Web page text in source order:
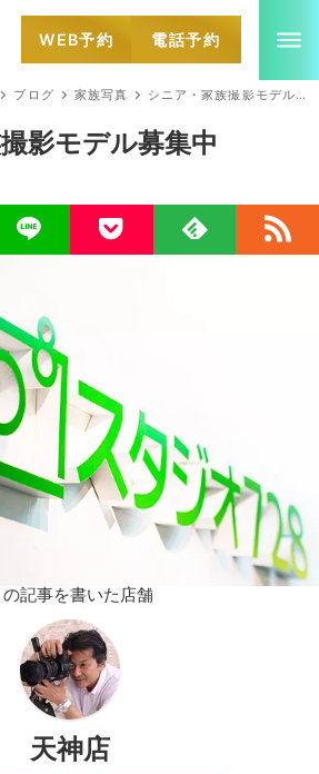
WEB予約 電話予約
ブログ 家族写真 シニア・家族撮影モデル募集中
影モデル募集中
の記事を書いた店舗
天神店